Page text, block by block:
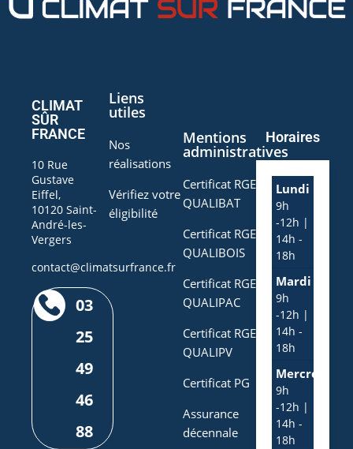
CLIMAT
SÛR
FRANCE
10 Rue
Gustave
Eiffel,
10120 Saint-
André-les-
Vergers
contact@climatsurfrance.fr
03
25
49
46
88
Liens
utiles
Nos
réalisations
Vérifiez votre
éligibilité
Mentions
administratives
Certificat RGE
QUALIBAT
Certificat RGE
QUALIBOIS
Certificat RGE
QUALIPAC
Certificat RGE
QUALIPV
Certificat PG
Assurance
décennale
Horaires
Lundi
9h
-12h |
14h -
18h
Mardi
9h
-12h |
14h -
18h
Mercredi
9h
-12h |
14h -
18h